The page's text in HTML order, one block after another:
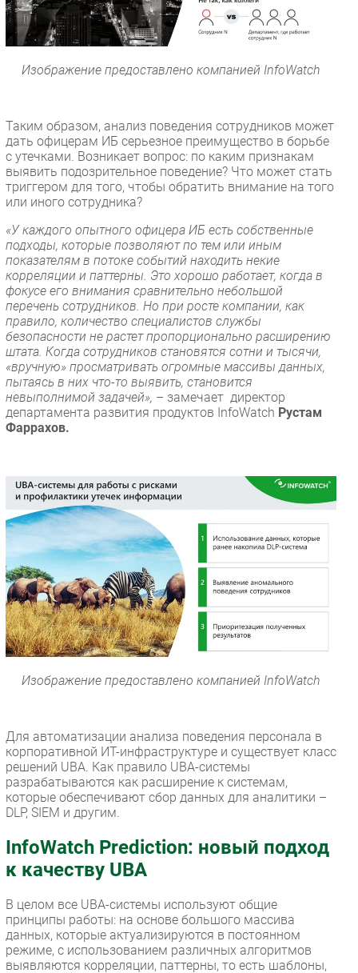
Изображение предоставлено компанией InfoWatch
Таким образом, анализ поведения сотрудников может
дать офицерам ИБ серьезное преимущество в борьбе
с утечками. Возникает вопрос: по каким признакам
выявить подозрительное поведение? Что может стать
триггером для того, чтобы обратить внимание на того
или иного сотрудника?
«У каждого опытного офицера ИБ есть собственные
подходы, которые позволяют по тем или иным
показателям в потоке событий находить некие
корреляции и паттерны. Это хорошо работает, когда в
фокусе его внимания сравнительно небольшой
перечень сотрудников. Но при росте компании, как
правило, количество специалистов службы
безопасности не растет пропорционально расширению
штата. Когда сотрудников становятся сотни и тысячи,
«вручную» просматривать огромные массивы данных,
пытаясь в них что-то выявить, становится
невыполнимой задачей», – замечает директор
департамента развития продуктов InfoWatch Рустам
Фаррахов.
Изображение предоставлено компанией InfoWatch
Для автоматизации анализа поведения персонала в
корпоративной ИТ-инфраструктуре и существует класс
решений UBA. Как правило UBA-системы
разрабатываются как расширение к системам,
которые обеспечивают сбор данных для аналитики –
DLP, SIEM и другим.
InfoWatch Prediction: новый подход
к качеству UBA
В целом все UBA-системы используют общие
принципы работы: на основе большого массива
данных, которые актуализируются в постоянном
режиме, с использованием различных алгоритмов
выявляются корреляции, паттерны, то есть шаблоны,